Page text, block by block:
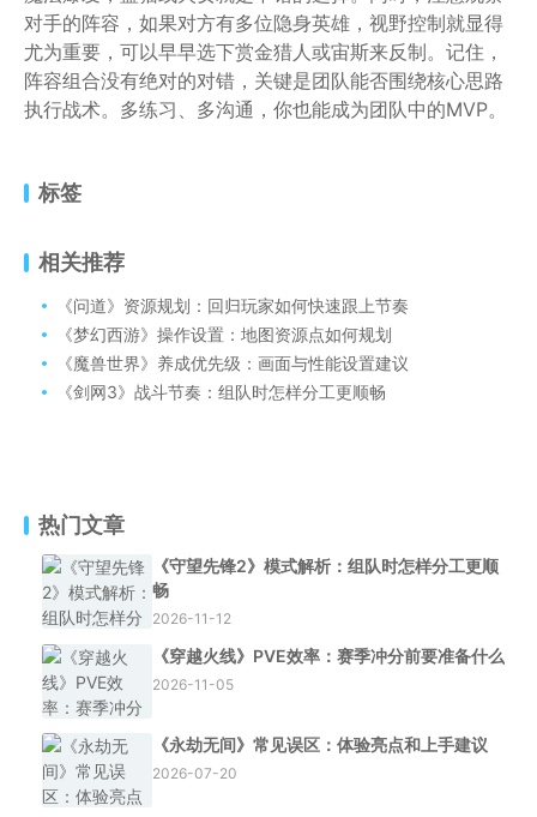
对手的阵容，如果对方有多位隐身英雄，视野控制就显得
尤为重要，可以早早选下赏金猎人或宙斯来反制。记住，
阵容组合没有绝对的对错，关键是团队能否围绕核心思路
执行战术。多练习、多沟通，你也能成为团队中的MVP。
标签
相关推荐
《问道》资源规划：回归玩家如何快速跟上节奏
《梦幻西游》操作设置：地图资源点如何规划
《魔兽世界》养成优先级：画面与性能设置建议
《剑网3》战斗节奏：组队时怎样分工更顺畅
热门文章
《守望先锋2》模式解析：组队时怎样分工更顺
畅
2026-11-12
《穿越火线》PVE效率：赛季冲分前要准备什么
2026-11-05
《永劫无间》常见误区：体验亮点和上手建议
2026-07-20